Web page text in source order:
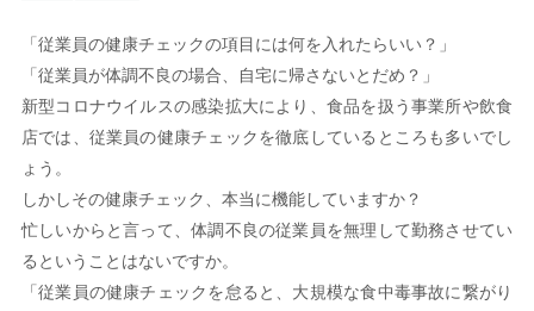
「従業員の健康チェックの項目には何を入れたらいい？」
「従業員が体調不良の場合、自宅に帰さないとだめ？」
新型コロナウイルスの感染拡大により、食品を扱う事業所や飲食
店では、従業員の健康チェックを徹底しているところも多いでし
ょう。
しかしその健康チェック、本当に機能していますか？
忙しいからと言って、体調不良の従業員を無理して勤務させてい
るということはないですか。
「従業員の健康チェックを怠ると、大規模な食中毒事故に繋がり